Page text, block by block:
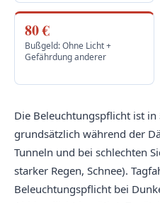
80 €
Bußgeld: Ohne Licht +
Gefährdung anderer
Die Beleuchtungspflicht ist in
grundsätzlich während der
Tunneln und bei schlechten
starker Regen, Schnee).
Beleuchtungspflicht bei